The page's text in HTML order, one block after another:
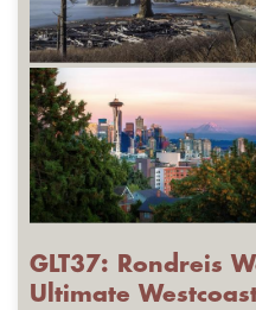
GLT37: Rondreis
Ultimate